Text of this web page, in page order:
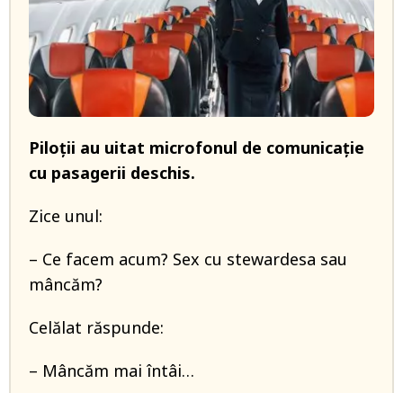
Piloţii au uitat microfonul de comunicaţie
cu pasagerii deschis.
Zice unul:
– Ce facem acum? Sex cu stewardesa sau
mâncăm?
Celălat răspunde:
– Mâncăm mai întâi…